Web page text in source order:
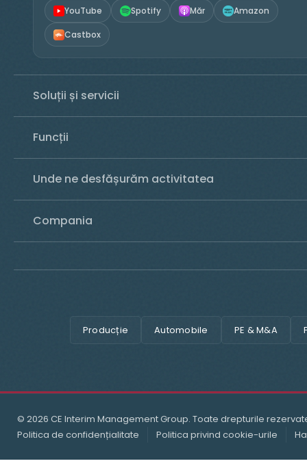
YouTube Spotify Măr Amazon
Castbox
Soluții și servicii
Funcții
Unde ne desfășurăm activitatea
Compania
Producție Automobile PE & M&A
© 2026 CE Interim Management Group. Toate drepturile
Politica de confidențialitate
Politica privind cookie-urile